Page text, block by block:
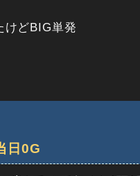
けどBIG単発
日0G